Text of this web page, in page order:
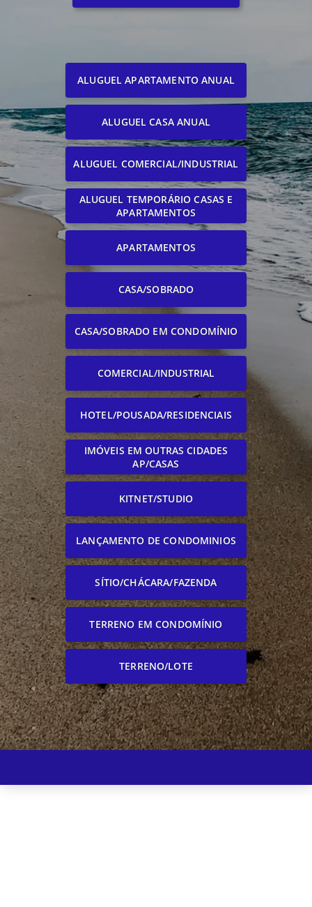
ALUGUEL APARTAMENTO ANUAL
ALUGUEL CASA ANUAL
ALUGUEL COMERCIAL/INDUSTRIAL
ALUGUEL TEMPORÁRIO CASAS E
APARTAMENTOS
APARTAMENTOS
CASA/SOBRADO
CASA/SOBRADO EM CONDOMÍNIO
COMERCIAL/INDUSTRIAL
HOTEL/POUSADA/RESIDENCIAIS
IMÓVEIS EM OUTRAS CIDADES
AP/CASAS
KITNET/STUDIO
LANÇAMENTO DE CONDOMINIOS
SÍTIO/CHÁCARA/FAZENDA
TERRENO EM CONDOMÍNIO
TERRENO/LOTE